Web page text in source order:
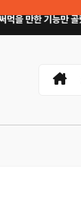
다 중고 폰·